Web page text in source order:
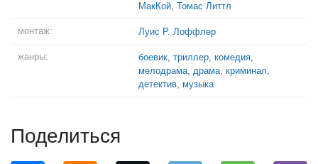
МакКой, Томас Литтл
монтаж: Луис Р. Лоффлер
жанры: боевик, триллер, комедия,
мелодрама, драма, криминал,
детектив, музыка
Поделиться